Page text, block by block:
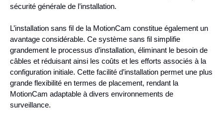
sécurité générale de l’installation.
L’installation sans fil de la MotionCam constitue également un
avantage considérable. Ce système sans fil simplifie
grandement le processus d’installation, éliminant le besoin de
câbles et réduisant ainsi les coûts et les efforts associés à la
configuration initiale. Cette facilité d’installation permet une plus
grande flexibilité en termes de placement, rendant la
MotionCam adaptable à divers environnements de
surveillance.